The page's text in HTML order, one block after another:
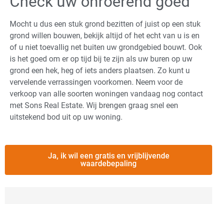
Mocht u dus een stuk grond bezitten of juist op een stuk
grond willen bouwen, bekijk altijd of het echt van u is en
of u niet toevallig net buiten uw grondgebied bouwt. Ook
is het goed om er op tijd bij te zijn als uw buren op uw
grond een hek, heg of iets anders plaatsen. Zo kunt u
vervelende verrassingen voorkomen. Neem voor de
verkoop van alle soorten woningen vandaag nog contact
met Sons Real Estate. Wij brengen graag snel een
uitstekend bod uit op uw woning.
Ja, ik wil een gratis en vrijblijvende
waardebepaling